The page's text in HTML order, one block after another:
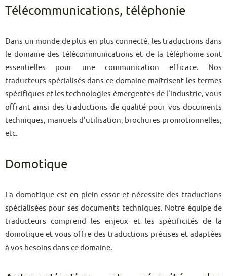
Télécommunications, téléphonie
Dans un monde de plus en plus connecté, les traductions dans
le domaine des télécommunications et de la téléphonie sont
essentielles pour une communication efficace. Nos
traducteurs spécialisés dans ce domaine maîtrisent les termes
spécifiques et les technologies émergentes de l'industrie, vous
offrant ainsi des traductions de qualité pour vos documents
techniques, manuels d'utilisation, brochures promotionnelles,
etc.
Domotique
La domotique est en plein essor et nécessite des traductions
spécialisées pour ses documents techniques. Notre équipe de
traducteurs comprend les enjeux et les spécificités de la
domotique et vous offre des traductions précises et adaptées
à vos besoins dans ce domaine.